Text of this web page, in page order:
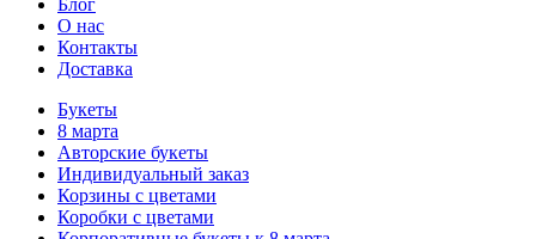
Блог
О нас
Контакты
Доставка
Букеты
8 марта
Авторские букеты
Индивидуальный заказ
Корзины с цветами
Коробки с цветами